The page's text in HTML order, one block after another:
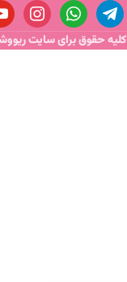
کلیه حقوق برای سایت